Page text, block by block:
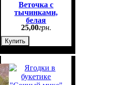
Веточка с
тычинками,
белая
25,00грн.
Купить